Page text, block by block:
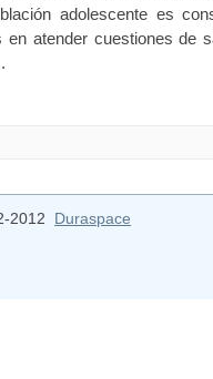
adolescente es
atender cuestiones de
2012 Duraspace